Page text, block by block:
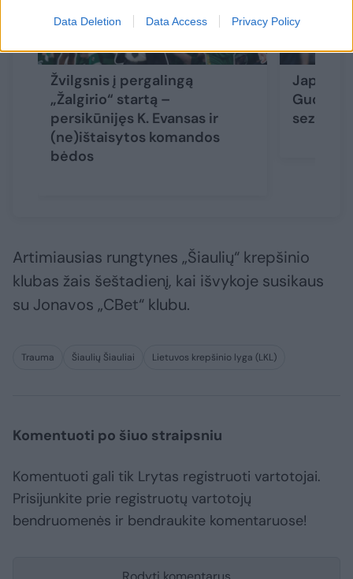
Data Deletion Data Access Privacy Policy
Žvilgsnis į pergalingą
„Žalgirio“ startą –
persikūnijęs K. Evansas ir
(ne)ištaisytos komandos
bėdos
sezono
Artimiausias rungtynes „Šiaulių“ krepšinio
klubas žais šeštadienį, kai išvykoje susikaus
su Jonavos „CBet“ klubu.
Trauma Šiaulių Šiauliai Lietuvos krepšinio lyga (LKL)
Komentuoti po šiuo straipsniu
Komentuoti gali tik Lrytas registruoti vartotojai.
Prisijunkite prie registruotų vartotojų
bendruomenės ir bendraukite komentaruose!